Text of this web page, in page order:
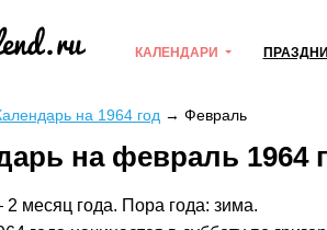
КАЛЕНДАРИ
на 1964 год → Февраль
на февраль 1964
месяц года. Пора года: зима.